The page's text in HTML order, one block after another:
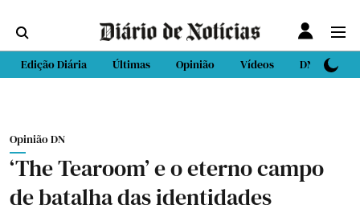
Edição Diária Últimas Opinião Vídeos DN Sport
Opinião DN
‘The Tearoom’ e o eterno campo
de batalha das identidades